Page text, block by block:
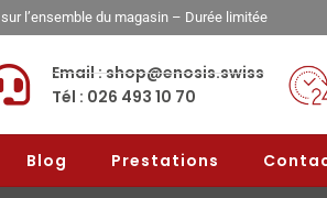
sur l’ensemble du magasin – Durée limitée
Email : shop@enosis.swiss
Tél : 026 493 10 70
Blog Prestations